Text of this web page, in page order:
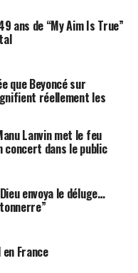
ans de “My Aim Is True”
que Beyoncé sur
réellement les
Lanvin met le feu
dans le public
envoya le déluge…
France